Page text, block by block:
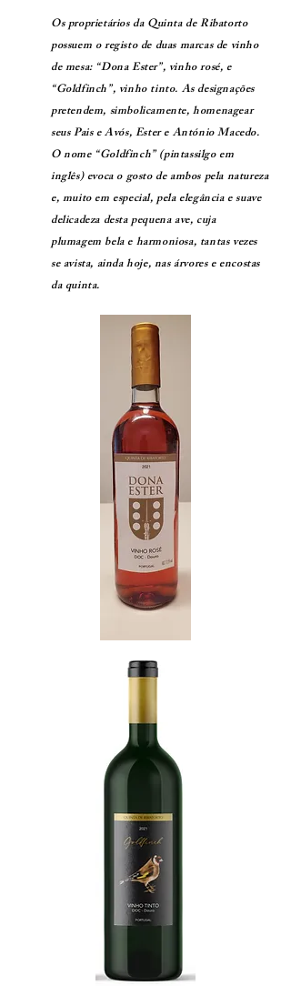
Os proprietários da Quinta de Ribatorto
possuem o registo de duas marcas de vinho
de mesa: “Dona Ester”, vinho rosé, e
“Goldfinch”, vinho tinto. As designações
pretendem, simbolicamente, homenagear
seus Pais e Avós, Ester e António Macedo.
O nome “Goldfinch” (pintassilgo em
inglês) evoca o gosto de ambos pela natureza
e, muito em especial, pela elegância e suave
delicadeza desta pequena ave, cuja
plumagem bela e harmoniosa, tantas vezes
se avista, ainda hoje, nas árvores e encostas
da quinta.